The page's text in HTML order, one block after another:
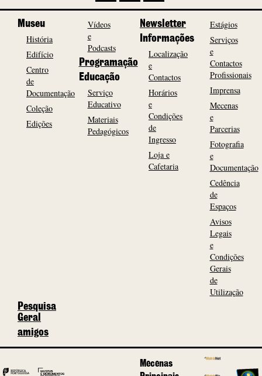
Museu
História
Edifício
Centro
de
Documentação
Coleção
Edições
Vídeos
e
Podcasts
Programação
Educação
Serviço
Educativo
Materiais
Pedagógicos
Newsletter
Informações
Localização
e
Contactos
Horários
e
Condições
de
Ingresso
Loja e
Cafetaria
Estágios
Serviços
e
Contactos
Profissionais
Imprensa
Mecenas
e
Parcerias
Fotografia
e
Documentação
Cedência
de
Espaços
Avisos
Legais
e
Condições
Gerais
de
Utilização
Pesquisa
Geral
amigos
Mecenas